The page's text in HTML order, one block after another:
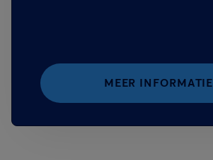
MEER INFORMATIE